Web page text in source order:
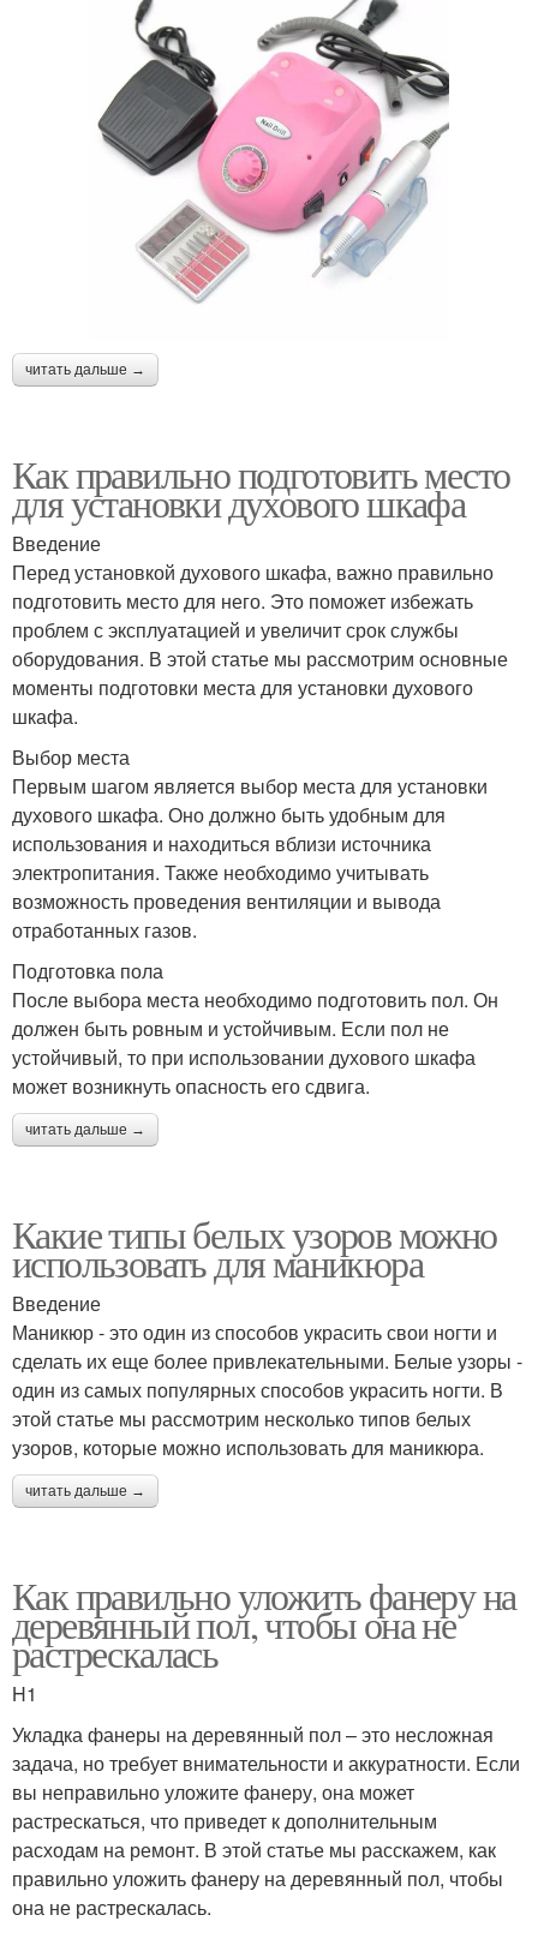
читать дальше →
Как правильно подготовить место
для установки духового шкафа
Введение
Перед установкой духового шкафа, важно правильно
подготовить место для него. Это поможет избежать
проблем с эксплуатацией и увеличит срок службы
оборудования. В этой статье мы рассмотрим основные
моменты подготовки места для установки духового
шкафа.
Выбор места
Первым шагом является выбор места для установки
духового шкафа. Оно должно быть удобным для
использования и находиться вблизи источника
электропитания. Также необходимо учитывать
возможность проведения вентиляции и вывода
отработанных газов.
Подготовка пола
После выбора места необходимо подготовить пол. Он
должен быть ровным и устойчивым. Если пол не
устойчивый, то при использовании духового шкафа
может возникнуть опасность его сдвига.
читать дальше →
Какие типы белых узоров можно
использовать для маникюра
Введение
Маникюр - это один из способов украсить свои ногти и
сделать их еще более привлекательными. Белые узоры -
один из самых популярных способов украсить ногти. В
этой статье мы рассмотрим несколько типов белых
узоров, которые можно использовать для маникюра.
читать дальше →
Как правильно уложить фанеру на
деревянный пол, чтобы она не
растрескалась
H1
Укладка фанеры на деревянный пол – это несложная
задача, но требует внимательности и аккуратности. Если
вы неправильно уложите фанеру, она может
растрескаться, что приведет к дополнительным
расходам на ремонт. В этой статье мы расскажем, как
правильно уложить фанеру на деревянный пол, чтобы
она не растрескалась.